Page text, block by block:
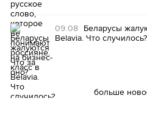
09.08 Беларусы
Belavia. Что случилось?
больше